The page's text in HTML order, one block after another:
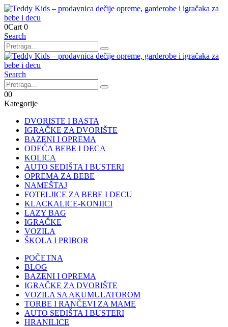
0Cart 0
Search
Search
00
Kategorije
DVORISTE I BASTA
IGRAČKE ZA DVORIŠTE
BAZENI I OPREMA
ODEĆA BEBE I DECA
KOLICA
AUTO SEDIŠTA I BUSTERI
OPREMA ZA BEBE
NAMEŠTAJ
FOTELJICE ZA BEBE I DECU
KLACKALICE-KONJICI
LAZY BAG
IGRAČKE
VOZILA
ŠKOLA I PRIBOR
POČETNA
BLOG
BAZENI I OPREMA
IGRAČKE ZA DVORIŠTE
VOZILA SA AKUMULATOROM
TORBE I RANČEVI ZA MAME
AUTO SEDIŠTA I BUSTERI
HRANILICE